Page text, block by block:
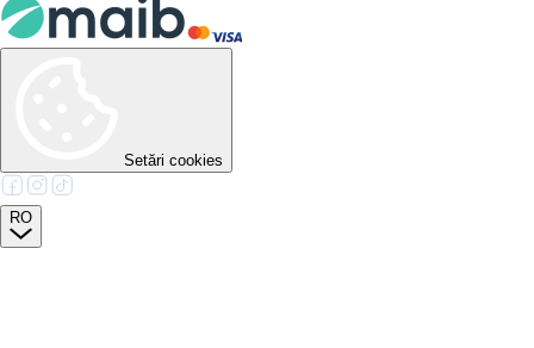
Setări cookies
RO